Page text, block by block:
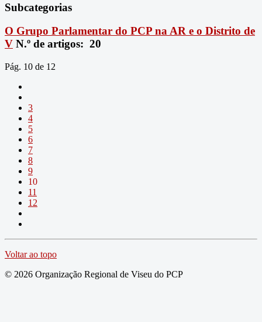
Subcategorias
O Grupo Parlamentar do PCP na AR e o Distrito de
V N.º de artigos: 20
Pág. 10 de 12
3
4
5
6
7
8
9
10
11
12
Voltar ao topo
© 2026 Organização Regional de Viseu do PCP